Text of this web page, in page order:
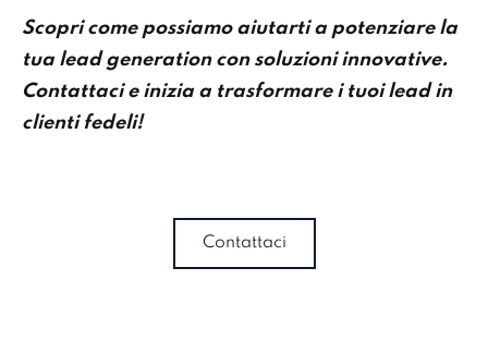
Scopri come possiamo aiutarti a potenziare la
tua lead generation con soluzioni innovative.
Contattaci e inizia a trasformare i tuoi lead in
clienti fedeli!
Contattaci